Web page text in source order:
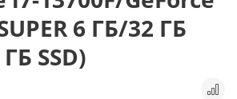
6 ГБ/32 ГБ
SSD)